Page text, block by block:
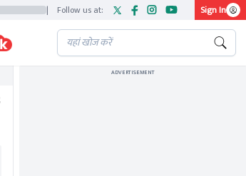
| Follow us at: Sign In
ADVERTISEMENT